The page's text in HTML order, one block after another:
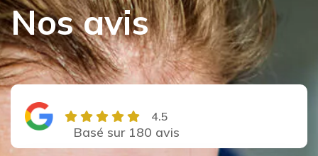
Nos avis
4.5
Basé sur 180 avis